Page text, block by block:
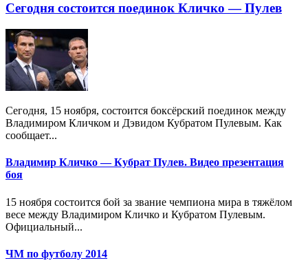
Сегодня состоится поединок Кличко — Пулев
Сегодня, 15 ноября, состоится боксёрский поединок между
Владимиром Кличком и Дэвидом Кубратом Пулевым. Как
сообщает...
Владимир Кличко — Кубрат Пулев. Видео презентация
боя
15 ноября состоится бой за звание чемпиона мира в тяжёлом
весе между Владимиром Кличко и Кубратом Пулевым.
Официальный...
ЧМ по футболу 2014